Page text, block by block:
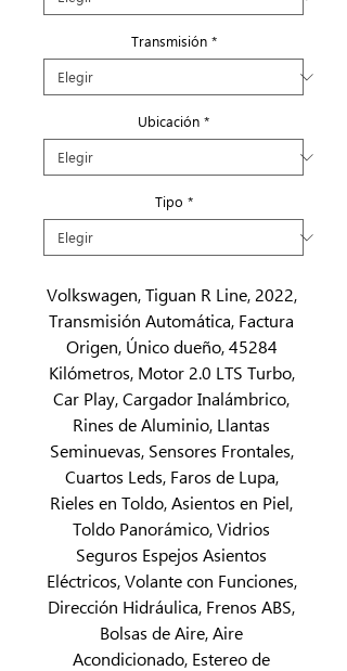
Transmisión *
Ubicación *
Tipo *
Volkswagen, Tiguan R Line, 2022,
Transmisión Automática, Factura
Origen, Único dueño, 45284
Kilómetros, Motor 2.0 LTS Turbo,
Car Play, Cargador Inalámbrico,
Rines de Aluminio, Llantas
Seminuevas, Sensores Frontales,
Cuartos Leds, Faros de Lupa,
Rieles en Toldo, Asientos en Piel,
Toldo Panorámico, Vidrios
Seguros Espejos Asientos
Eléctricos, Volante con Funciones,
Dirección Hidráulica, Frenos ABS,
Bolsas de Aire, Aire
Acondicionado, Estereo de